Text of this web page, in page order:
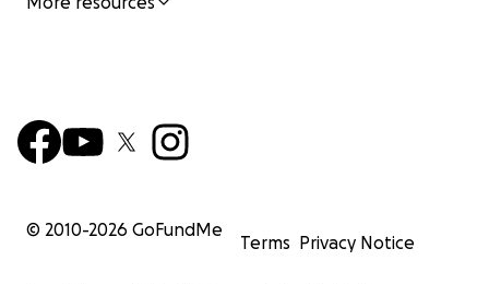
© 2010-2026 GoFundMe
Terms Privacy Notice